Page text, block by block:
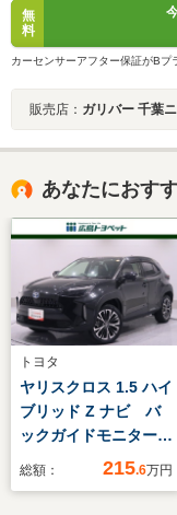
無
料
カーセンサーアフター保証がBプ
販売店： ガリバー 千葉
あなたにおす
トヨタ
ヤリスクロス 1.5 ハイ
ブリッド Z ナビ バ
ックガイドモニター
総額： 215.6万円